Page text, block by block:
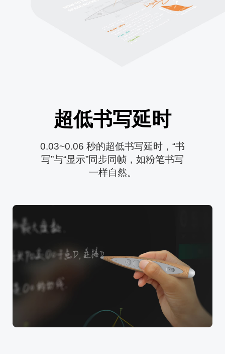
超低书写延时
0.03~0.06 秒的超低书写延时，“书
写”与“显示”同步同帧，如粉笔书写
一样自然。